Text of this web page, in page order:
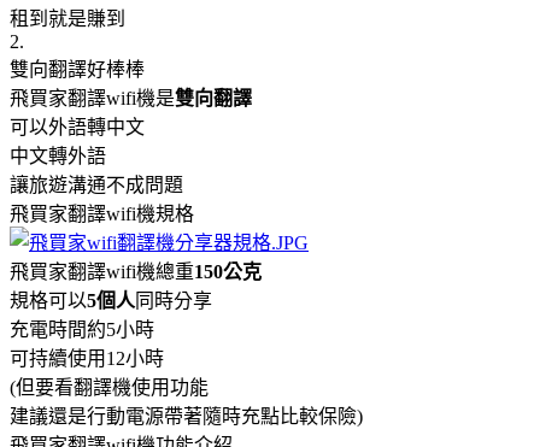
租到就是賺到
2.
雙向翻譯好棒棒
飛買家翻譯wifi機是雙向翻譯
可以外語轉中文
中文轉外語
讓旅遊溝通不成問題
飛買家翻譯wifi機規格
飛買家翻譯wifi機總重150公克
規格可以5個人 同時分享
充電時間約5小時
可持續使用12小時
(但要看翻譯機使用功能
建議還是行動電源帶著隨時充點比較保險)